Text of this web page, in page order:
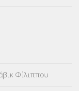
Φίλιππου